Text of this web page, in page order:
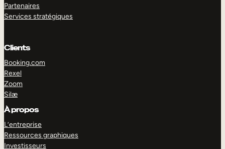
Partenaires
Services stratégiques
Clients
Booking.com
Rexel
Zoom
Silæ
À propos
L’entreprise
Ressources graphiques
Investisseurs